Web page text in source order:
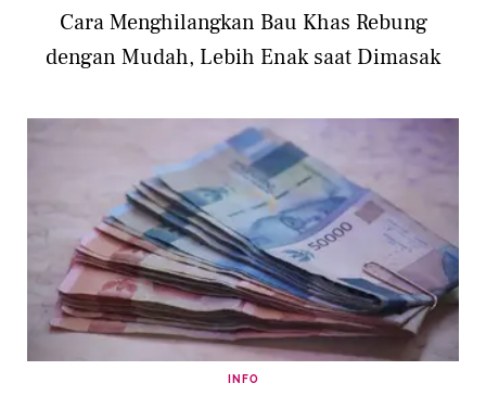
Cara Menghilangkan Bau Khas Rebung
dengan Mudah, Lebih Enak saat Dimasak
INFO